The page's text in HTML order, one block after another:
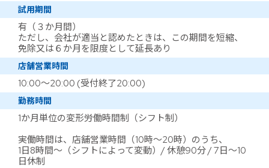
試用期間
有（３か月間）
ただし、会社が適当と認めたときは、この期間を短縮、
免除又は６か月を限度として延長あり
店舗営業時間
10:00～20:00 (受付終了20:00)
勤務時間
1か月単位の変形労働時間制（シフト制）
実働時間は、店舗営業時間（10時～20時）のうち、
1日8時間～（シフトによって変動）/ 休憩90分 / 7日～10
日休制